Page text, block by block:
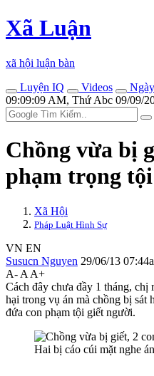
Xã Luận
xã hội luận bàn
Luyện IQ
Videos
09:09:09 AM, Thứ Abc 09/09/
Chồng vừa bị
phạm trọng tội
Xã Hội
Pháp Luật Hình Sự
VN EN
Susucn Nguyen 29/06/13
A- A A+
Cách đây chưa đầy 1 tháng, chị
hại trong vụ án mà chồng bị sát
đứa con phạm tội giết người.
Hai bị cáo cúi mặt nghe